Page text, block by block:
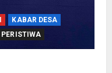
KABAR DESA
PERISTIWA